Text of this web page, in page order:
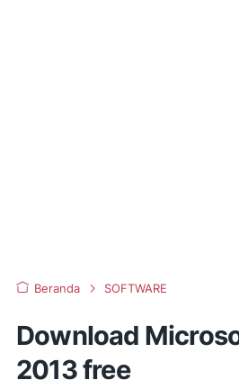
Beranda SOFTWARE
Download
2013 free